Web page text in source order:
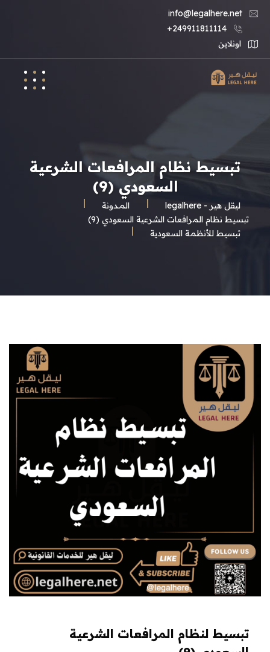
info@legalhere.net
249911811114+
اونلاين
تبسيط نظام المرافعات الشرعية
السعودي (9)
ليقل هير - legalhere المـدونة
تبسيط للأنظمة السعودية
تبسيط نظام المرافعات الشرعية السعودي (9)
تبسيط لنظام المرافعات الشرعية